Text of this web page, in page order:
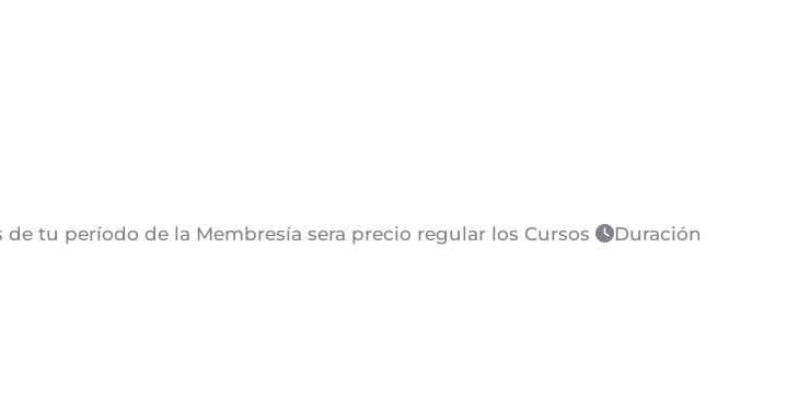
de tu período de la Membresía sera precio regular los Cursos
Duración